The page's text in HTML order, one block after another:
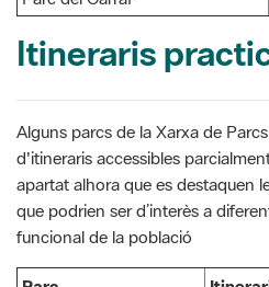
Alguns parcs de la Xarxa de
d'itineraris accessibles
apartat alhora que es destaquen
que podrien ser d’interès a
funcional de la població
Parc
Parc del Castell de
Montesquiu